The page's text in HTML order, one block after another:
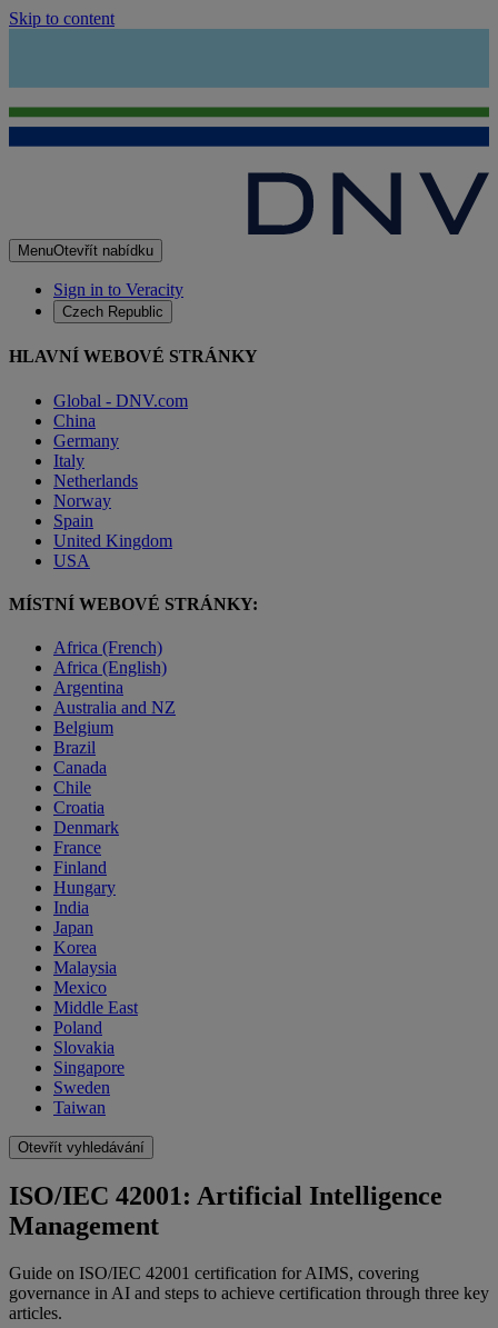
Skip to content
MenuOtevřít nabídku
Sign in to Veracity
Czech Republic
HLAVNÍ WEBOVÉ STRÁNKY
Global - DNV.com
China
Germany
Italy
Netherlands
Norway
Spain
United Kingdom
USA
MÍSTNÍ WEBOVÉ STRÁNKY:
Africa (French)
Africa (English)
Argentina
Australia and NZ
Belgium
Brazil
Canada
Chile
Croatia
Denmark
France
Finland
Hungary
India
Japan
Korea
Malaysia
Mexico
Middle East
Poland
Slovakia
Singapore
Sweden
Taiwan
Otevřít vyhledávání
ISO/IEC 42001: Artificial Intelligence
Management
Guide on ISO/IEC 42001 certification for AIMS, covering
governance in AI and steps to achieve certification through three key
articles.